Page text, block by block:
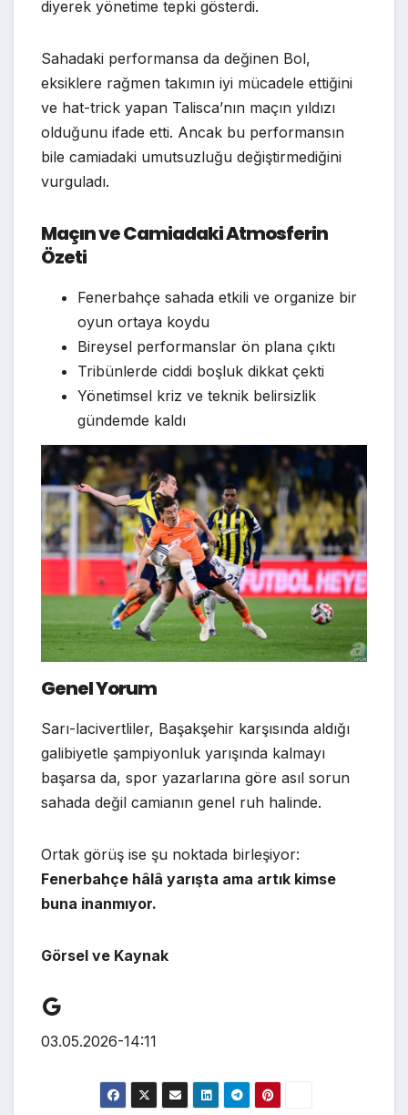
diyerek yönetime tepki gösterdi.
Sahadaki performansa da değinen Bol,
eksiklere rağmen takımın iyi mücadele ettiğini
ve hat-trick yapan Talisca’nın maçın yıldızı
olduğunu ifade etti. Ancak bu performansın
bile camiadaki umutsuzluğu değiştirmediğini
vurguladı.
Maçın ve Camiadaki Atmosferin
Özeti
Fenerbahçe sahada etkili ve organize bir
oyun ortaya koydu
Bireysel performanslar ön plana çıktı
Tribünlerde ciddi boşluk dikkat çekti
Yönetimsel kriz ve teknik belirsizlik
gündemde kaldı
Genel Yorum
Sarı-lacivertliler, Başakşehir karşısında aldığı
galibiyetle şampiyonluk yarışında kalmayı
başarsa da, spor yazarlarına göre asıl sorun
sahada değil camianın genel ruh halinde.
Ortak görüş ise şu noktada birleşiyor:
Fenerbahçe hâlâ yarışta ama artık kimse
buna inanmıyor.
Görsel ve Kaynak
Google
03.05.2026-14:11